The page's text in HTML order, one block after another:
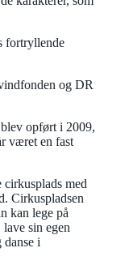
fortryllende
og DR
opført i 2009,
været en fast
cirkusplads med
Cirkuspladsen
kan lege på
sin egen
i